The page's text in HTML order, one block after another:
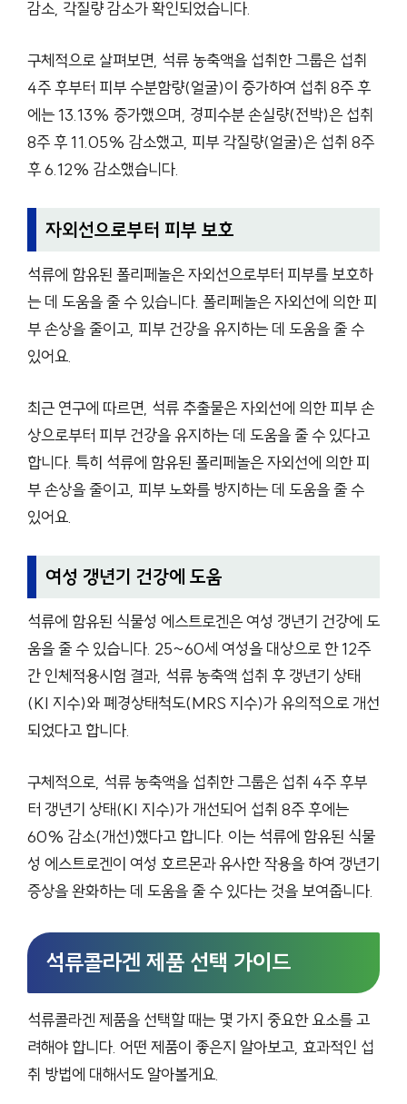
감소, 각질량 감소가 확인되었습니다.
구체적으로 살펴보면, 석류 농축액을 섭취한 그룹은 섭취
4주 후부터 피부 수분함량(얼굴)이 증가하여 섭취 8주 후
에는 13.13% 증가했으며, 경피수분 손실량(전박)은 섭취
8주 후 11.05% 감소했고, 피부 각질량(얼굴)은 섭취 8주
후 6.12% 감소했습니다.
자외선으로부터 피부 보호
석류에 함유된 폴리페놀은 자외선으로부터 피부를 보호하
는 데 도움을 줄 수 있습니다. 폴리페놀은 자외선에 의한 피
부 손상을 줄이고, 피부 건강을 유지하는 데 도움을 줄 수
있어요.
최근 연구에 따르면, 석류 추출물은 자외선에 의한 피부 손
상으로부터 피부 건강을 유지하는 데 도움을 줄 수 있다고
합니다. 특히 석류에 함유된 폴리페놀은 자외선에 의한 피
부 손상을 줄이고, 피부 노화를 방지하는 데 도움을 줄 수
있어요.
여성 갱년기 건강에 도움
석류에 함유된 식물성 에스트로겐은 여성 갱년기 건강에 도
움을 줄 수 있습니다. 25~60세 여성을 대상으로 한 12주
간 인체적용시험 결과, 석류 농축액 섭취 후 갱년기 상태
(KI 지수)와 폐경상태척도(MRS 지수)가 유의적으로 개선
되었다고 합니다.
구체적으로, 석류 농축액을 섭취한 그룹은 섭취 4주 후부
터 갱년기 상태(KI 지수)가 개선되어 섭취 8주 후에는
60% 감소(개선)했다고 합니다. 이는 석류에 함유된 식물
성 에스트로겐이 여성 호르몬과 유사한 작용을 하여 갱년기
증상을 완화하는 데 도움을 줄 수 있다는 것을 보여줍니다.
석류콜라겐 제품 선택 가이드
석류콜라겐 제품을 선택할 때는 몇 가지 중요한 요소를 고
려해야 합니다. 어떤 제품이 좋은지 알아보고, 효과적인 섭
취 방법에 대해서도 알아볼게요.